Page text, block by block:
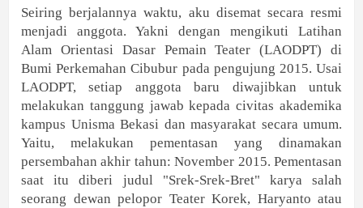
Seiring berjalannya waktu, aku disemat secara resmi
menjadi anggota. Yakni dengan mengikuti Latihan
Alam Orientasi Dasar Pemain Teater (LAODPT) di
Bumi Perkemahan Cibubur pada pengujung 2015. Usai
LAODPT, setiap anggota baru diwajibkan untuk
melakukan tanggung jawab kepada civitas akademika
kampus Unisma Bekasi dan masyarakat secara umum.
Yaitu, melakukan pementasan yang dinamakan
persembahan akhir tahun: November 2015. Pementasan
saat itu diberi judul "Srek-Srek-Bret" karya salah
seorang dewan pelopor Teater Korek, Haryanto atau